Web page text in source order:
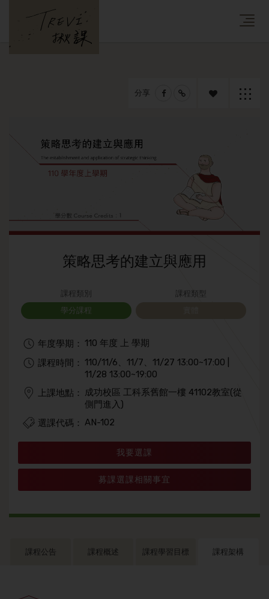
程
分享
策略思考的建立與應用
課程類別
學分課程
課程類型
年度學期：
110 年度 上 學期
課程時間：
110/11/6、11/7、11/27 13:00~17:00 |
11/28 13:00~19:00
上課地點：
成功校區 工科系舊館一樓 41102教室(從
側門進入)
選課代碼： AN-102
我要選課
募課選課相關事宜
課程公告 課程概述 課程學習目標 課程架構